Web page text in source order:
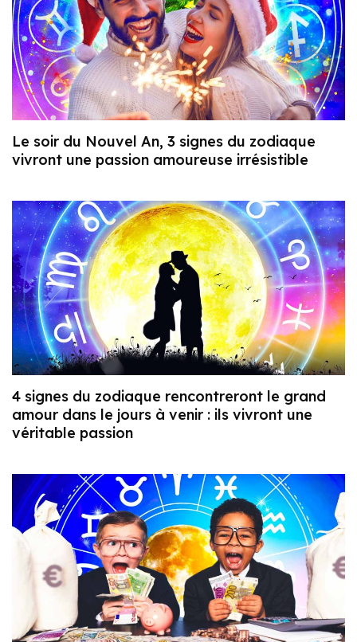
Le soir du Nouvel An, 3 signes du zodiaque
vivront une passion amoureuse irrésistible
4 signes du zodiaque rencontreront le grand
amour dans le jours à venir : ils vivront une
véritable passion